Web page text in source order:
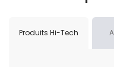
Produits Hi-Tech